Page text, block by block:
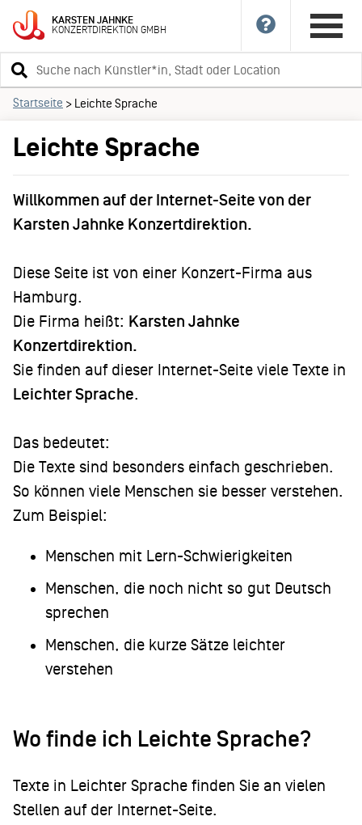
KARSTENJAHNKE
KONZERTDIREKTIONGMBH
Suchbegriff
eingeben
Startseite > Leichte Sprache
Leichte Sprache
Willkommen auf der Internet-Seite von der
Karsten Jahnke Konzertdirektion.
Diese Seite ist von einer Konzert-Firma aus
Hamburg.
Die Firma heißt: Karsten Jahnke
Konzertdirektion.
Sie finden auf dieser Internet-Seite viele Texte in
Leichter Sprache.
Das bedeutet:
Die Texte sind besonders einfach geschrieben.
So können viele Menschen sie besser verstehen.
Zum Beispiel:
Menschen mit Lern-Schwierigkeiten
Menschen, die noch nicht so gut Deutsch
sprechen
Menschen, die kurze Sätze leichter
verstehen
Wo finde ich Leichte Sprache?
Texte in Leichter Sprache finden Sie an vielen
Stellen auf der Internet-Seite.